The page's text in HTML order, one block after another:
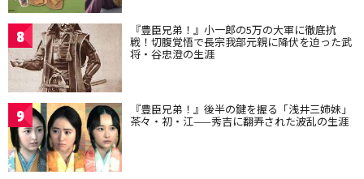
8 『豊臣兄弟！』小一郎の5万の大軍に徹底抗
戦！切腹覚悟で長宗我部元親に降伏を迫った武
将・谷忠澄の生涯
9 『豊臣兄弟！』後半の鍵を握る「浅井三姉妹」
茶々・初・江——秀吉に翻弄された波乱の生涯